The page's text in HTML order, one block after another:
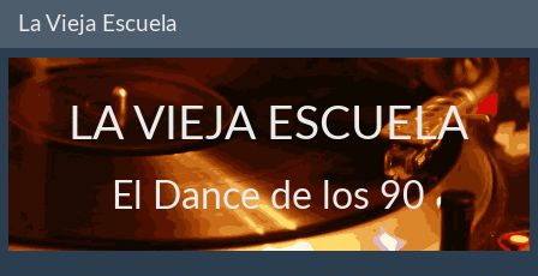
La Vieja Escuela
LA VIEJA ESCUELA
El Dance de los 90